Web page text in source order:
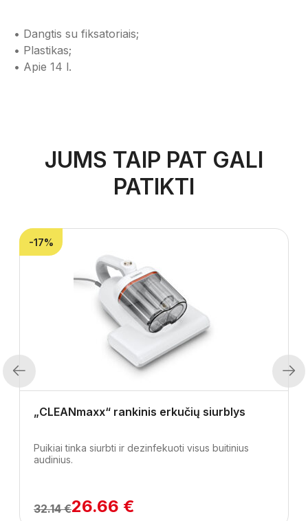
• Dangtis su fiksatoriais;
• Plastikas;
• Apie 14 l.
JUMS TAIP PAT GALI
PATIKTI
Previous
-17%
„CLEANmaxx“ rankinis erkučių siurblys
Puikiai tinka siurbti ir dezinfekuoti visus buitinius
audinius.
32.14 €26.66 €
Next